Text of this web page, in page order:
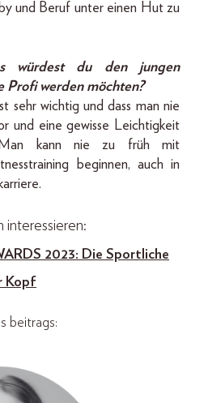
und Beruf unter einen Hut zu
würdest du den jungen
Profi werden möchten?
sehr wichtig und dass man nie
und eine gewisse Leichtigkeit
kann nie zu früh mit
beginnen, auch in
interessieren:
2023: Die Sportliche
Kopf
beitrags: